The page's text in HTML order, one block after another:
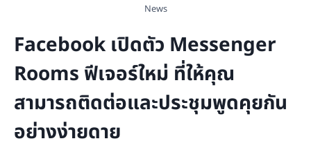
News
Facebook เปิดตัว Messenger
Rooms ฟีเจอร์ใหม่ ที่ให้คุณ
สามารถติดต่อและประชุมพูดคุยกัน
อย่างง่ายดาย